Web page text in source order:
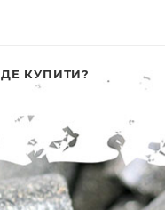
ДЕ КУПИТИ?